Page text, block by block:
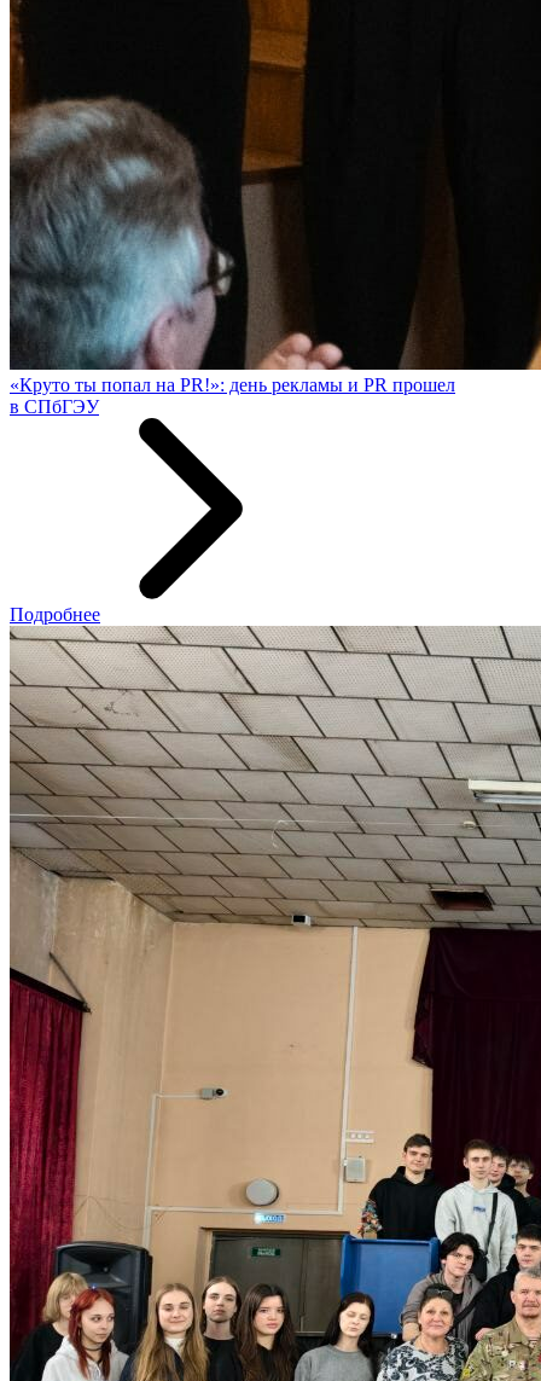
«Круто ты попал на PR!»: день рекламы и PR прошел
в СПбГЭУ
Подробнее